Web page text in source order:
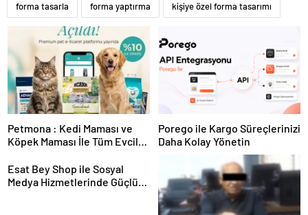
forma tasarla forma yaptırma kişiye özel forma tasarımı
Petmona : Kedi Maması ve
Köpek Maması İle Tüm Evcil
Porego ile Kargo Süreçlerinizi
Daha Kolay Yönetin
Esat Bey Shop ile Sosyal
Medya Hizmetlerinde Güçlü